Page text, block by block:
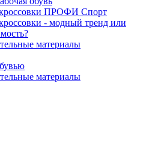
ПРОФИ Спорт
- модный тренд или
материалы
материалы